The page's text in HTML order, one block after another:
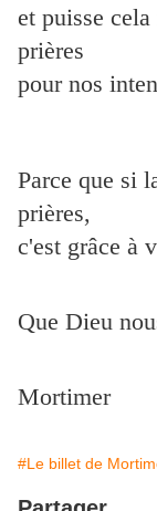
et puisse
prières
pour nos
Parce que si
prières,
c'est grâce à
Que Dieu
Mortimer
#Le billet de